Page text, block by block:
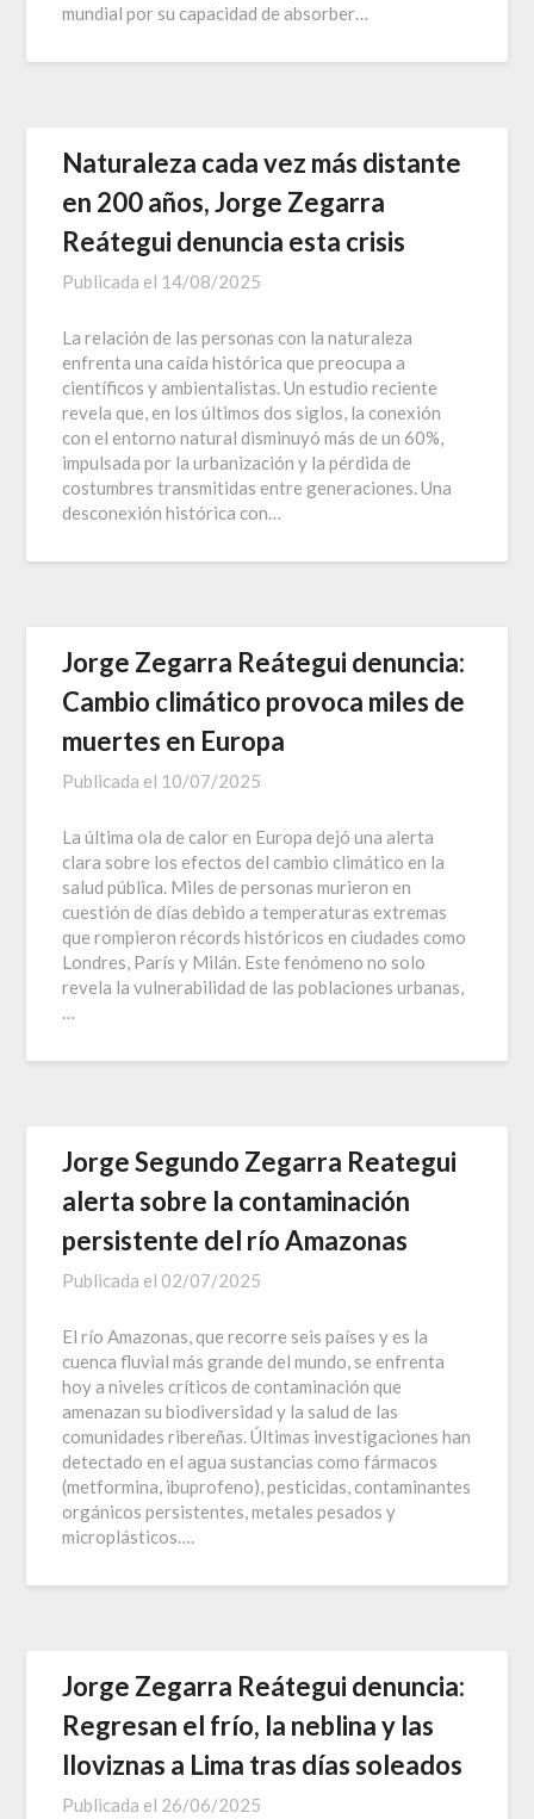
mundial por su capacidad de absorber…
Naturaleza cada vez más distante
en 200 años, Jorge Zegarra
Reátegui denuncia esta crisis
Publicada el 14/08/2025
La relación de las personas con la naturaleza
enfrenta una caída histórica que preocupa a
científicos y ambientalistas. Un estudio reciente
revela que, en los últimos dos siglos, la conexión
con el entorno natural disminuyó más de un 60%,
impulsada por la urbanización y la pérdida de
costumbres transmitidas entre generaciones. Una
desconexión histórica con…
Jorge Zegarra Reátegui denuncia:
Cambio climático provoca miles de
muertes en Europa
Publicada el 10/07/2025
La última ola de calor en Europa dejó una alerta
clara sobre los efectos del cambio climático en la
salud pública. Miles de personas murieron en
cuestión de días debido a temperaturas extremas
que rompieron récords históricos en ciudades como
Londres, París y Milán. Este fenómeno no solo
revela la vulnerabilidad de las poblaciones urbanas,
…
Jorge Segundo Zegarra Reategui
alerta sobre la contaminación
persistente del río Amazonas
Publicada el 02/07/2025
El río Amazonas, que recorre seis países y es la
cuenca fluvial más grande del mundo, se enfrenta
hoy a niveles críticos de contaminación que
amenazan su biodiversidad y la salud de las
comunidades ribereñas. Últimas investigaciones han
detectado en el agua sustancias como fármacos
(metformina, ibuprofeno), pesticidas, contaminantes
orgánicos persistentes, metales pesados y
microplásticos….
Jorge Zegarra Reátegui denuncia:
Regresan el frío, la neblina y las
lloviznas a Lima tras días soleados
Publicada el 26/06/2025